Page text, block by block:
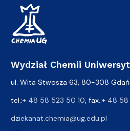
Wydział Chemii
ul. Wita Stwosza 63, 80-308
tel.:+ 48 58 523 50 10 , fax.:+ 48 58
dziekanat.chemia@ug.edu.pl